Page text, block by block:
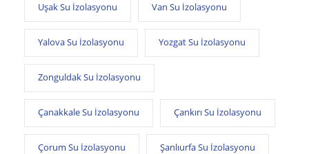
Uşak Su İzolasyonu Van Su İzolasyonu
Yalova Su İzolasyonu Yozgat Su İzolasyonu
Zonguldak Su İzolasyonu
Çanakkale Su İzolasyonu Çankırı Su İzolasyonu
Çorum Su İzolasyonu Şanlıurfa Su İzolasyonu